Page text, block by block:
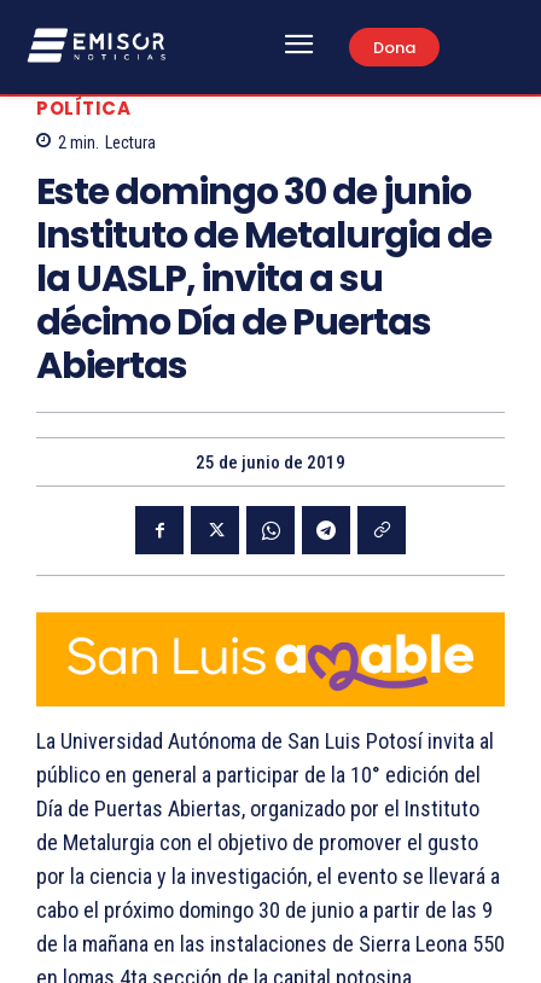
Dona
POLÍTICA
2 min. Lectura
Este domingo 30 de junio
Instituto de Metalurgia de
la UASLP, invita a su
décimo Día de Puertas
Abiertas
25 de junio de 2019
La Universidad Autónoma de San Luis Potosí invita al
público en general a participar de la 10° edición del
Día de Puertas Abiertas, organizado por el Instituto
de Metalurgia con el objetivo de promover el gusto
por la ciencia y la investigación, el evento se llevará a
cabo el próximo domingo 30 de junio a partir de las 9
de la mañana en las instalaciones de Sierra Leona 550
en lomas 4ta sección de la capital potosina.